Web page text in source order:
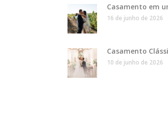
Casamento em
16 de junho de 2026
Casamento
10 de junho de 2026